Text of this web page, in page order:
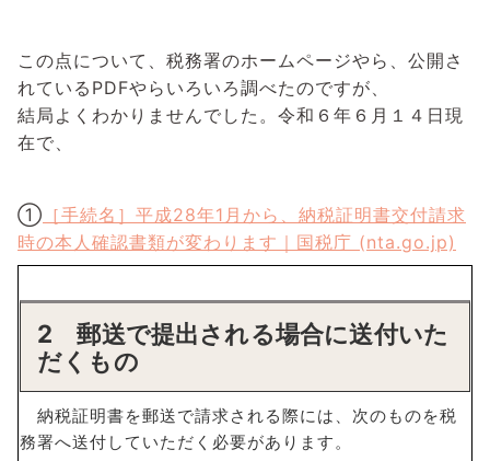
この点について、税務署のホームページやら、公開さ
れているPDFやらいろいろ調べたのですが、
結局よくわかりませんでした。令和６年６月１４日現
在で、
① ［手続名］平成28年1月から、納税証明書交付請求
時の本人確認書類が変わります｜国税庁 (nta.go.jp)
2 郵送で提出される場合に送付いた
だくもの
納税証明書を郵送で請求される際には、次のものを税
務署へ送付していただく必要があります。